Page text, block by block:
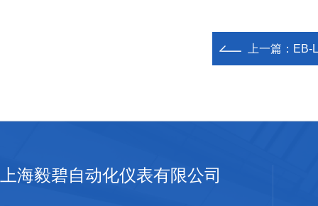
上一篇： EB-
上海毅碧自动化仪表有限公司